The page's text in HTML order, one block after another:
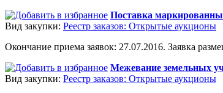
Поставка
Вид закупки: Реестр заказов: Открытые аукционы
Окончание приема заявок: 27.07.2016. Заявка
Межевание земельных
Вид закупки: Реестр заказов: Открытые аукционы